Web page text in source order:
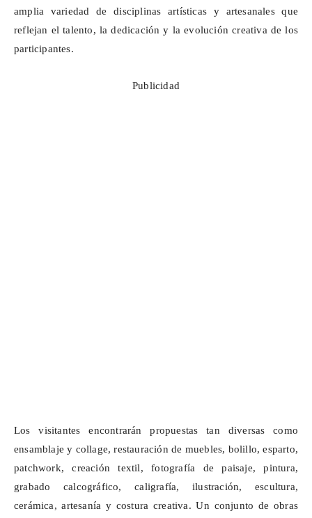
amplia variedad de disciplinas artísticas y artesanales que
reflejan el talento, la dedicación y la evolución creativa de los
participantes.
Publicidad
Los visitantes encontrarán propuestas tan diversas como
ensamblaje y collage, restauración de muebles, bolillo, esparto,
patchwork, creación textil, fotografía de paisaje, pintura,
grabado calcográfico, caligrafía, ilustración, escultura,
cerámica, artesanía y costura creativa. Un conjunto de obras